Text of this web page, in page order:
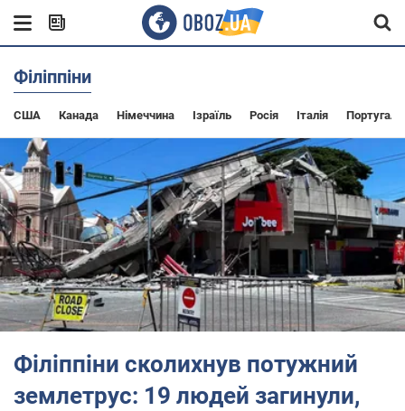
Філіппіни
США Канада Німеччина Ізраїль Росія Італія Португалія
Філіппіни сколихнув потужний
землетрус: 19 людей загинули,